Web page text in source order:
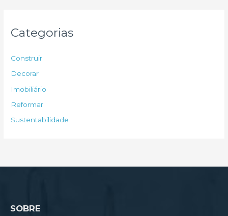
p
o
r
Categorias
Construir
Decorar
Imobiliário
Reformar
Sustentabilidade
SOBRE